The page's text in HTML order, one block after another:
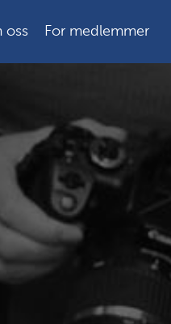
oss For medlemmer